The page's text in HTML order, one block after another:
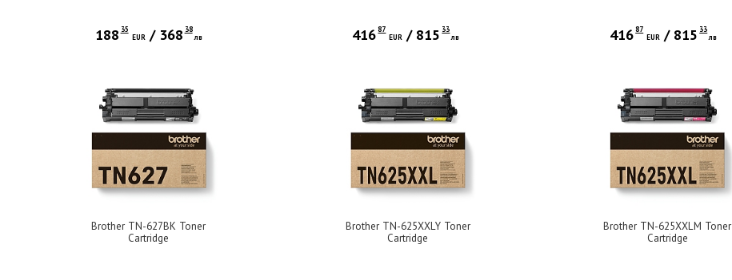
188 35
EUR/ 368 38
лв
416 87
EUR / 815 33
лв
416 87
EUR / 815 33
лв
Brother TN-627BK Toner
Cartridge
Brother TN-625XXLY Toner
Cartridge
Brother TN-625XXLM Toner
Cartridge